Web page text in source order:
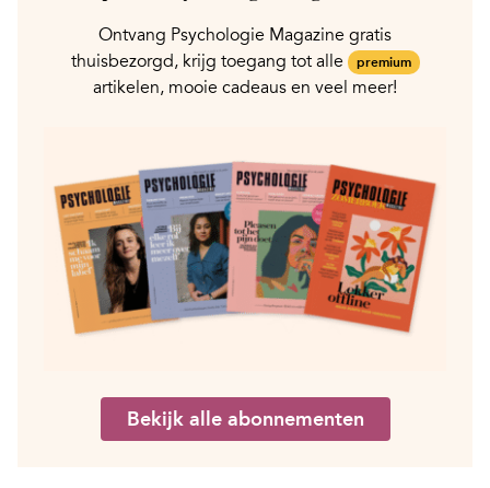
Ontvang Psychologie Magazine gratis
thuisbezorgd, krijg toegang tot alle
premium
artikelen, mooie cadeaus en veel meer!
Bekijk alle abonnementen